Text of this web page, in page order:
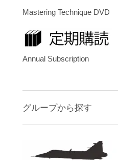
Mastering Technique DVD
Annual Subscription
グループから探す